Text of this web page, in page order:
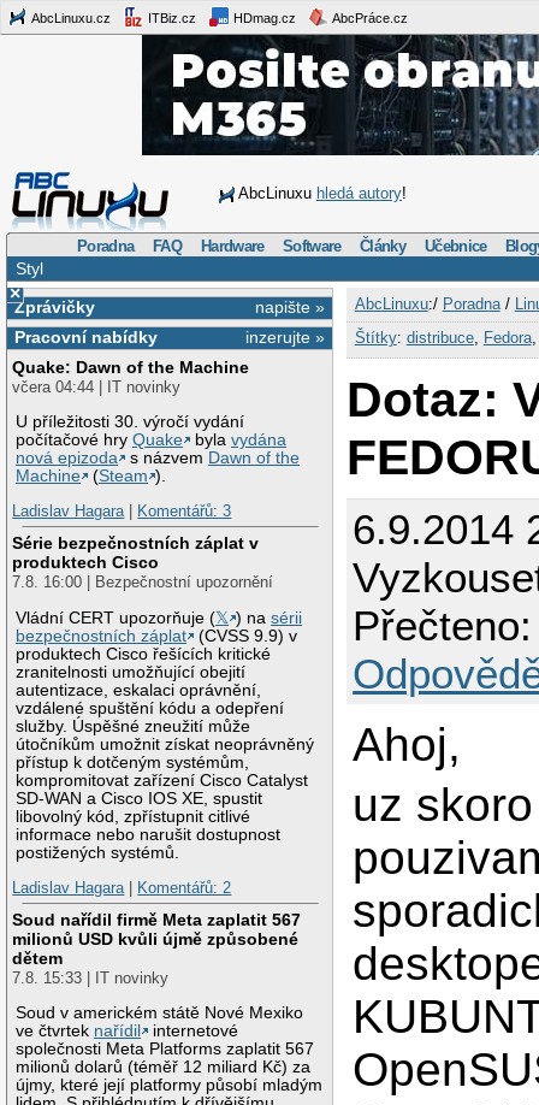
AbcLinuxu.cz ITBiz.cz HDmag.cz AbcPráce.cz
AbcLinuxu hledá autory!
Poradna FAQ Hardware Software Články Učebnice
Styl
×
napište »
Zprávičky
inzerujte »
Pracovní nabídky
Quake: Dawn of the Machine
včera 04:44 | IT novinky
U příležitosti 30. výročí vydání
počítačové hryQuake bylavydána
nová epizoda
s názvem Dawn of the
Machine
(Steam ).
Ladislav Hagara| Komentářů: 3
Série bezpečnostních záplat v
produktech Cisco
7.8. 16:00 | Bezpečnostní upozornění
Vládní CERT upozorňuje (𝕏 ) nasérii
bezpečnostních záplat
(CVSS 9.9) v
produktech Cisco řešících kritické
zranitelnosti umožňující obejití
autentizace, eskalaci oprávnění,
vzdálené spuštění kódu a odepření
služby. Úspěšné zneužití může
útočníkům umožnit získat neoprávněný
přístup k dotčeným systémům,
kompromitovat zařízení Cisco Catalyst
SD-WAN a Cisco IOS XE, spustit
libovolný kód, zpřístupnit citlivé
informace nebo narušit dostupnost
postižených systémů.
Ladislav Hagara| Komentářů: 2
Soud nařídil firmě Meta zaplatit 567
milionů USD kvůli újmě způsobené
dětem
7.8. 15:33 | IT novinky
Soud v americkém státě Nové Mexiko
ve čtvrtek nařídil
internetové
společnosti Meta Platforms zaplatit 567
milionů dolarů (téměř 12 miliard Kč) za
újmy, které její platformy působí mladým
AbcLinuxu:/ Poradna/
Štítky: distribuce, Fedora
Dotaz:
6.9.2014
Ahoj,
uz